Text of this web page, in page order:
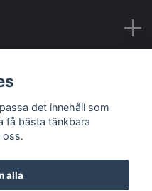
det innehåll som
få bästa tänkbara
oss.
alla